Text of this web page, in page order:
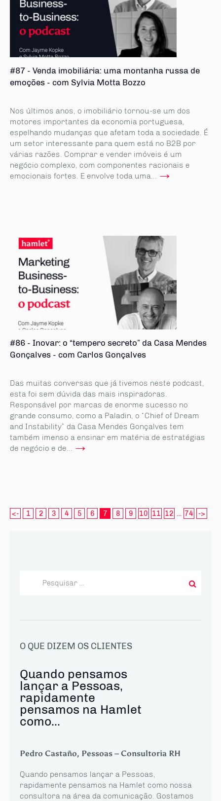
#87 - Venda imobiliária: uma montanha russa de
emoções - com Sylvia Motta Bozzo
Nos últimos anos, o imobiliário tornou-se um dos
motores importantes da economia portuguesa,
espelhando mudanças que afetam toda a sociedade. É
um setor interessante para quem está no B2B por
várias razões. Comprar e vender imóveis é um
negócio complexo, com componentes racionais e
emocionais fortes. E envolve toda uma...→
#86 - Inovar: o “tempero secreto” da Casa Mendes
Gonçalves - com Carlos Gonçalves
Das muitas conversas que já tivemos neste podcast,
esta foi sem dúvida das mais inspiradoras.
Responsável por marcas de enorme sucesso no
grande consumo, como a Paladin, o “Chief of Dream
and Instability” da Casa Mendes Gonçalves tem
também imenso a ensinar em matéria de estratégias
de negócio e de...→
<- 1 2 3 4 5 6 7 8 9 10 11 12 … 74 ->
O QUE DIZEM OS CLIENTES
Quando pensamos
lançar a Pessoas,
rapidamente
pensamos na Hamlet
como...
Pedro Castaño, Pessoas – Consultoria RH
Quando pensamos lançar a Pessoas,
rapidamente pensamos na Hamlet como nossa
consultora na área da comunicação. Gostamos